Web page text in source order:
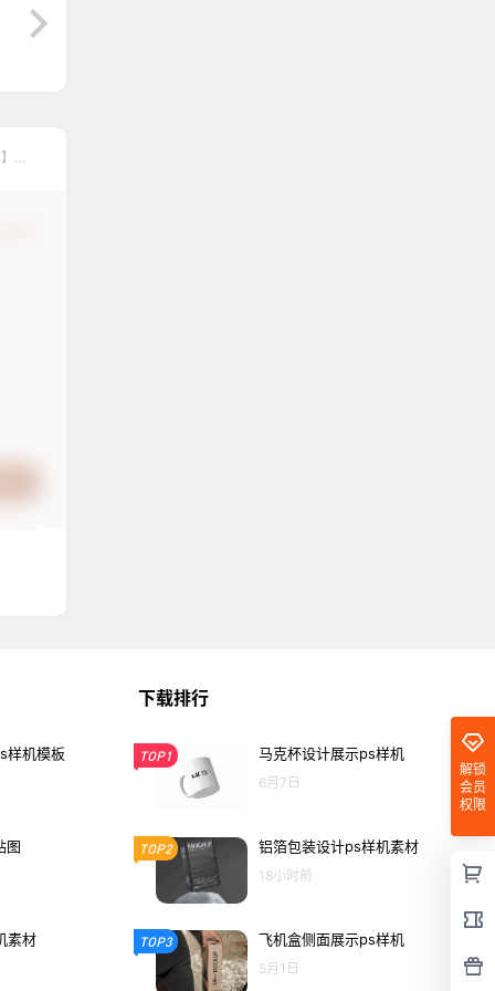
解锁
会员
权限
样机模板
图
素材
下载排行
TOP1 马克杯设计展示ps样机
6月7日
TOP2 铝箔包装设计ps样机素材
18小时前
TOP3 飞机盒侧面展示ps样机
5月1日